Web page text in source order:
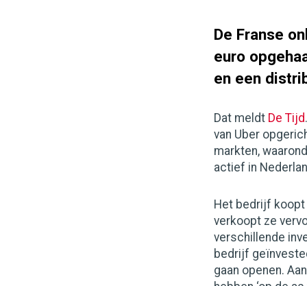
De Franse
euro
en een
Dat meldt De Tijd
van Uber
markten,
actief in
Het bedrijf
verkoopt ze
verschillende
bedrijf
gaan openen.